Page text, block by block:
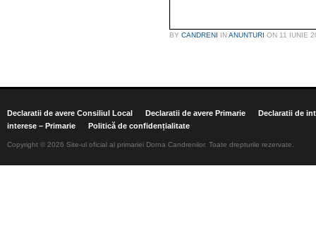
BY CANDRENI INANUNTURI ON 11 IUNIE
Declaratii de avere Consiliul Local Declaratii de avere Primarie
Declaratii de
interese – Primarie
Politică de confidențialitate
Copyright © 2026 Site-ul oficial al primariei Dorna Candrenilor. Toate drepturile rezervate.